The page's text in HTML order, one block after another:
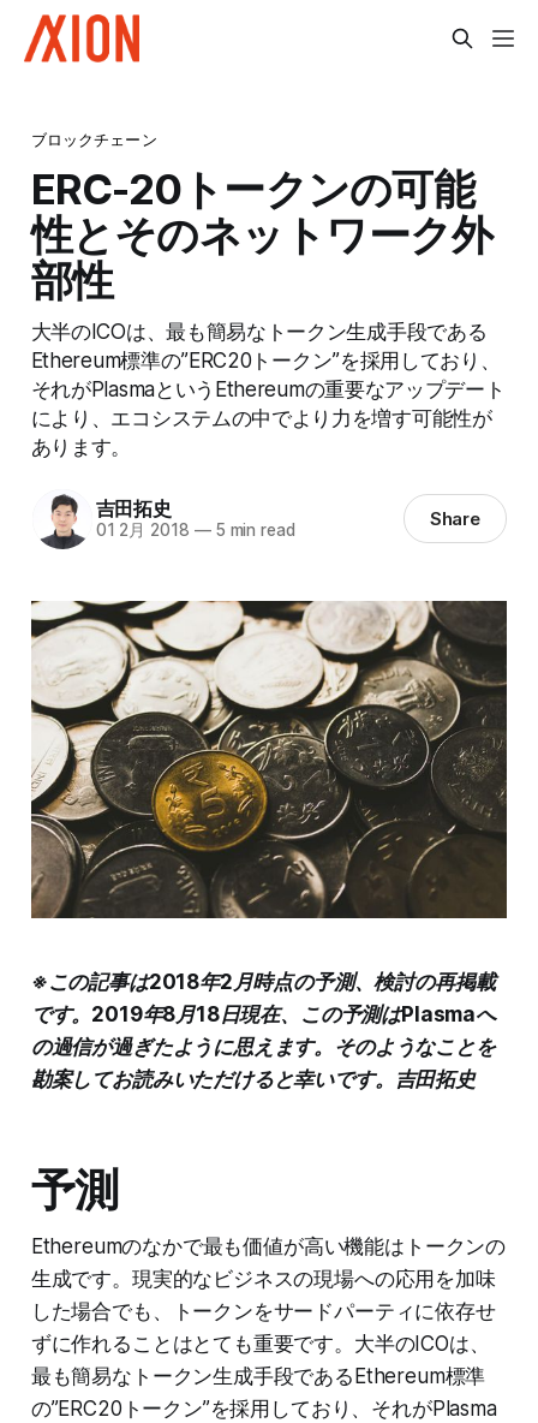
ブロックチェーン
ERC-20トークンの可能
性とそのネットワーク外
部性
大半のICOは、最も簡易なトークン生成手段である
Ethereum標準の”ERC20トークン”を採用しており、
それがPlasmaというEthereumの重要なアップデート
により、エコシステムの中でより力を増す可能性が
あります。
吉田拓史
01 2月 2018 —5 min read Share
※この記事は2018年2月時点の予測、検討の再掲載
です。2019年8月18日現在、この予測はPlasmaへ
の過信が過ぎたように思えます。そのようなことを
勘案してお読みいただけると幸いです。吉田拓史
予測
Ethereumのなかで最も価値が高い機能はトークンの
生成です。現実的なビジネスの現場への応用を加味
した場合でも、トークンをサードパーティに依存せ
ずに作れることはとても重要です。大半のICOは、
最も簡易なトークン生成手段であるEthereum標準
の”ERC20トークン”を採用しており、それがPlasma